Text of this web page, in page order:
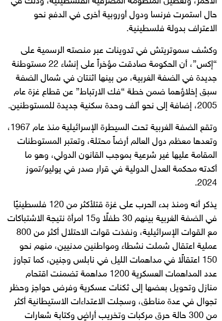
حال استمرت فرنسا ودول أوروبية أخرى في الدفع نحو
الاعتراف بدولة فلسطينية.
وكشف سموتريتش في تدوينات عبر منصته الرسمية على
“إكس”، أن الحكومة صادقت مؤخراً على إنشاء 22 مستوطنة
جديدة في الضفة الغربية، من بينها اثنتان في شمال الضفة
سبق إخلاؤهما ضمن خطة “فك الارتباط” عن قطاع غزة عام
2005، إضافة إلى نحو ألف وحدة سكنية جديدة للمستوطنين.
وتقع الضفة الغربية تحت السيطرة الإسرائيلية منذ عام 1967،
وتعدها معظم دول العالم أرضاً محتلة، وتعتبر المستوطنات
المقامة عليها غير شرعية بموجب القانون الدولي، وهو ما
أكدته محكمة العدل الدولية في قرار صدر في يوليو/تموز
2024.
يذكر أنه ومنذ بدء الحرب على غزة قتلأكثر من 120 فلسطينيًا
في الضفة الغربية بينهم 30 طفلًا و15 امرأة نتيجة الاشتباكات
مع القوات الإسرائيلية، ونفذت قوات الاحتلال أكثر من 800
عملية اعتقال شملت نشطاء ومواطنين مدنيين، منهم نحو
150 اعتقالًا في مداهمات الليل في نابلس وجنين، كما تجاوز
عدد المداهمات العسكرية 1200 مداهمة تضمنت اقتحام
منازل وتحويل بعضها إلى ثكنات عسكرية وفرض حواجز وحظر
تجوال في عدة مناطق، وسجلت الاعتداءات الاستيطانية أكثر
من 300 حالة حرق مركبات وتخريب أراضٍ وكتابة شعارات